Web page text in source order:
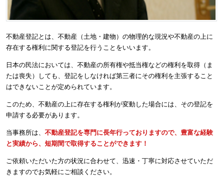
不動産登記とは、不動産（土地・建物）の物理的な現況や不動産の上に
存在する権利に関する登記を行うことをいいます。
日本の民法においては、不動産の所有権や抵当権などの権利を取得（ま
たは喪失）しても、登記をしなければ第三者にその権利を主張すること
はできないことが定められています。
このため、不動産の上に存在する権利が変動した場合には、その登記を
申請する必要があります。
当事務所は、 不動産登記を専門に長年行っておりますので、豊富な経験
と実績から、短期間で取得することができます！
ご依頼いただいた方の状況に合わせて、迅速・丁寧に対応させていただ
きますのでお気軽にご相談ください。